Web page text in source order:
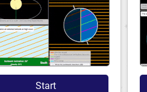
Start